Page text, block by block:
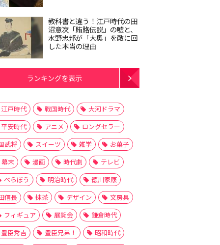
教科書と違う！江戸時代の田
沼意次「賄賂伝説」の嘘と、
水野忠邦が「大奥」を敵に回
した本当の理由
ランキングを表示
江戸時代 戦国時代
大河ドラマ
平安時代
アニメ
ロングセラー
武将
スイーツ 雑学
お菓子
幕末
漫画 時代劇
テレビ
べらぼう
明治時代
徳川家康
信長
抹茶 デザイン
文房具
フィギュア
展覧会
鎌倉時代
豊臣秀吉
豊臣兄弟！
昭和時代